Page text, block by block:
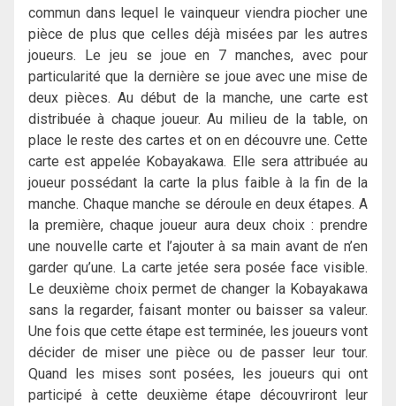
commun dans lequel le vainqueur viendra piocher une
pièce de plus que celles déjà misées par les autres
joueurs. Le jeu se joue en 7 manches, avec pour
particularité que la dernière se joue avec une mise de
deux pièces. Au début de la manche, une carte est
distribuée à chaque joueur. Au milieu de la table, on
place le reste des cartes et on en découvre une. Cette
carte est appelée Kobayakawa. Elle sera attribuée au
joueur possédant la carte la plus faible à la fin de la
manche. Chaque manche se déroule en deux étapes. A
la première, chaque joueur aura deux choix : prendre
une nouvelle carte et l’ajouter à sa main avant de n’en
garder qu’une. La carte jetée sera posée face visible.
Le deuxième choix permet de changer la Kobayakawa
sans la regarder, faisant monter ou baisser sa valeur.
Une fois que cette étape est terminée, les joueurs vont
décider de miser une pièce ou de passer leur tour.
Quand les mises sont posées, les joueurs qui ont
participé à cette deuxième étape découvriront leur